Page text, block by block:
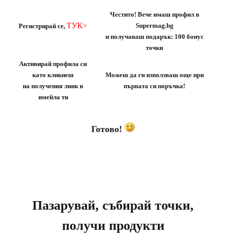
Регистрирай се,ТУК>
Честито! Вече имаш профил в
Supermag.bg
и получаваш подарък: 100 бонус
точки
Активирай профила си
като кликнеш
на получения линк в
имейла ти
Можеш да ги използваш още при
първата си поръчка!
Готово!
Пазарувай, събирай точки,
получи продукти